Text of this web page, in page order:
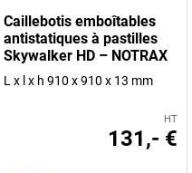
Caillebotis emboîtables
antistatiques à pastilles
Skywalker HD – NOTRAX
L x l x h 910 x 910 x 13 mm
HT
131,- €